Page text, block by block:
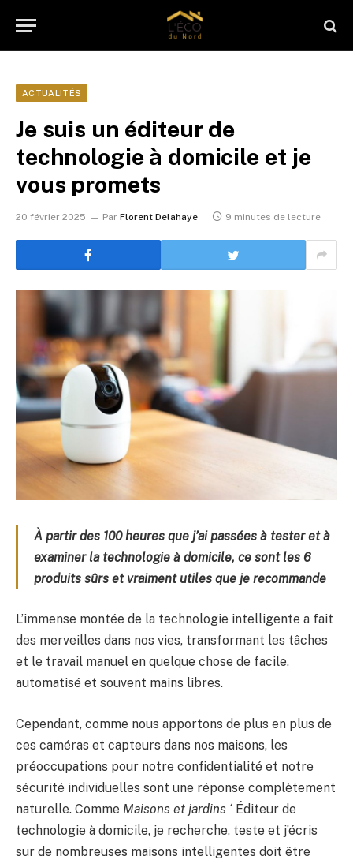
ACTUALITÉS
Je suis un éditeur de
technologie à domicile et je
vous promets
20 février 2025 Par Florent Delahaye 9 minutes de lecture
À partir des 100 heures que j’ai passées à tester et à
examiner la technologie à domicile, ce sont les 6
produits sûrs et vraiment utiles que je recommande
L’immense montée de la technologie intelligente a fait
des merveilles dans nos vies, transformant les tâches
et le travail manuel en quelque chose de facile,
automatisé et souvent mains libres.
Cependant, comme nous apportons de plus en plus de
ces caméras et capteurs dans nos maisons, les
préoccupations pour notre confidentialité et notre
sécurité individuelles sont une réponse complètement
naturelle. Comme Maisons et jardins ‘ Éditeur de
technologie à domicile, je recherche, teste et j’écris
sur de nombreuses maisons intelligentes doit être